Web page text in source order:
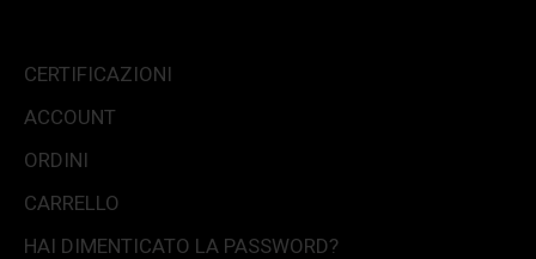
CERTIFICAZIONI
ACCOUNT
ORDINI
CARRELLO
HAI DIMENTICATO LA PASSWORD?